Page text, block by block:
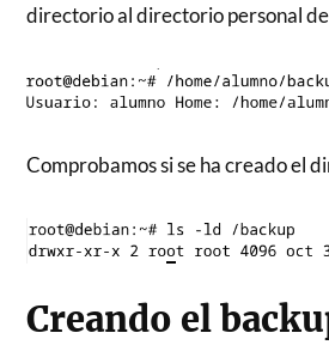
directorio al directorio personal
Comprobamos si se ha creado el
Creando el